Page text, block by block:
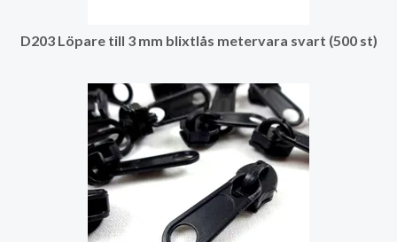
D203 Löpare till 3 mm blixtlås metervara svart (500 st)